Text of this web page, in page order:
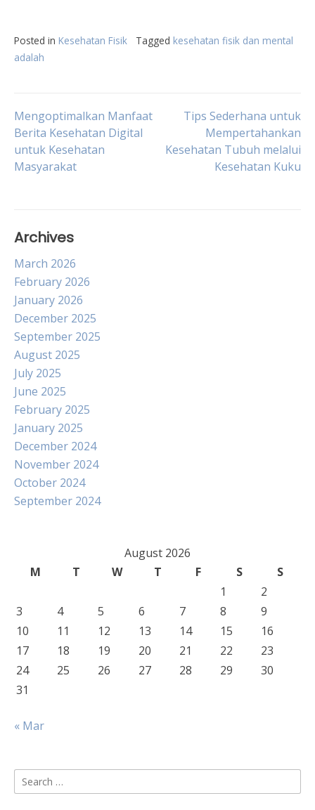
Posted in Kesehatan Fisik Tagged kesehatan fisik dan mental
adalah
Post
navigation
Mengoptimalkan Manfaat
Berita Kesehatan Digital
untuk Kesehatan
Masyarakat
Tips Sederhana untuk
Mempertahankan
Kesehatan Tubuh melalui
Kesehatan Kuku
Archives
March 2026
February 2026
January 2026
December 2025
September 2025
August 2025
July 2025
June 2025
February 2025
January 2025
December 2024
November 2024
October 2024
September 2024
August 2026
M
T W T F S
S
1
2
3
4 5 6 7 8
9
10
11 12 13 14 15
16
17
18 19 20 21 22
23
24
25 26 27 28 29
30
31
« Mar
Search
for: